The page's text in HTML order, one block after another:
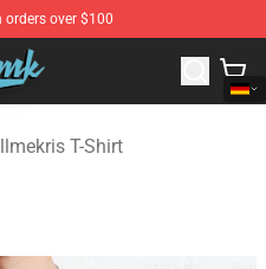
over $100
KallMeKris Merchandise Shop
T-Shirt